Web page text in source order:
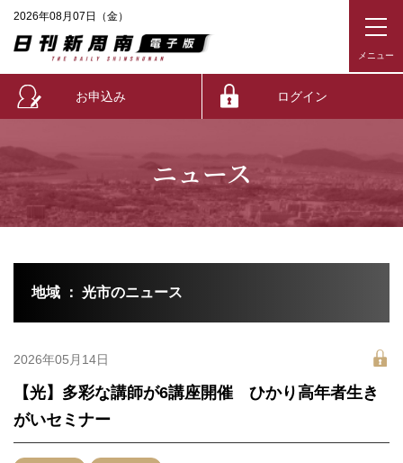
2026年08月07日（金）
お申込み ログイン
ニュース
地域 ： 光市のニュース
2026年05月14日
【光】多彩な講師が6講座開催 ひかり高年者生き
がいセミナー